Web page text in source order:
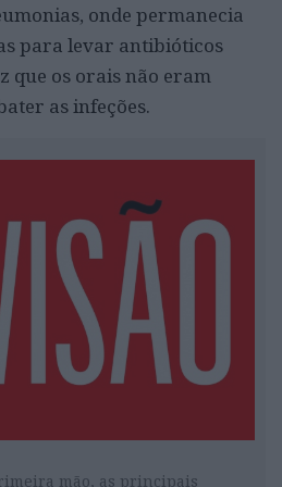
onde permanecia
para levar antibióticos
que os orais não eram
as infeções.
mão, as principais